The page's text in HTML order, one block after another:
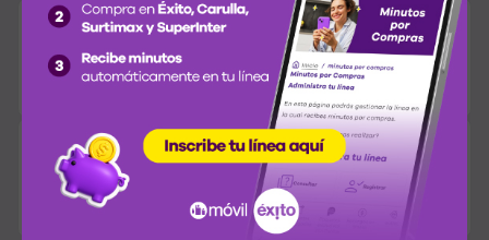
Ofertas y promociones
Conoce todos los beneficios que tenemos
para ti
Cobertura nacional
Llegamos a los 32 departamentos del país.